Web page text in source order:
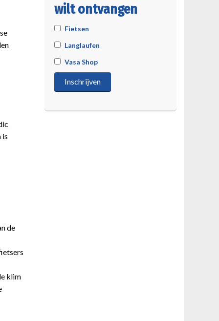
is
de
klim
wilt ontvangen
Fietsen
Langlaufen
Vasa Shop